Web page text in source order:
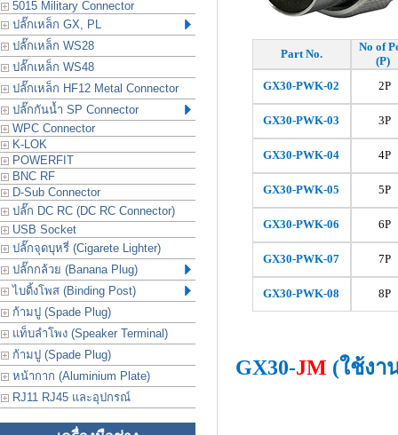
5015 Military Connector
ปลั๊กเหล็ก GX, PL
ปลั๊กเหล็ก WS28
ปลั๊กเหล็ก WS48
ปลั๊กเหล็ก HF12 Metal Connector
ปลั๊กกันน้ำ SP Connector
WPC Connector
K-LOK
POWERFIT
BNC RF
D-Sub Connector
ปลั๊ก DC RC (DC RC Connector)
USB Socket
ปลั๊กจุดบุหรี่ (Cigarete Lighter)
ปลั๊กกล้วย (Banana Plug)
ไบดิ้งโพส (Binding Post)
ก้ามปู (Spade Plug)
แท็บลำโพง (Speaker Terminal)
ก้ามปู (Spade Plug)
หน้ากาก (Aluminium Plate)
RJ11 RJ45 และอุปกรณ์
Part No.
No of
(P)
GX30-PWK-02
2P
GX30-PWK-03 3P
GX30-PWK-04 4P
GX30-PWK-05 5P
GX30-PWK-06 6P
GX30-PWK-07 7P
GX30-PWK-08 8P
GX30-JM (ใช้งา